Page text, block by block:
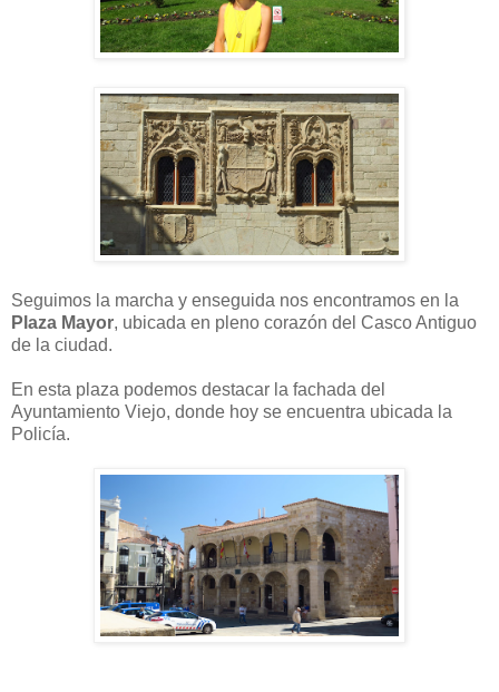
Seguimos la marcha y enseguida nos encontramos en la
Plaza Mayor, ubicada en pleno corazón del Casco Antiguo
de la ciudad.
En esta plaza podemos destacar la fachada del
Ayuntamiento Viejo, donde hoy se encuentra ubicada la
Policía.